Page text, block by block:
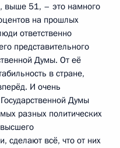
выше 51, – это намного
на прошлых
ответственно
представительного
Думы. От её
в стране,
И очень
Думы
разных политических
сделают всё, что от них